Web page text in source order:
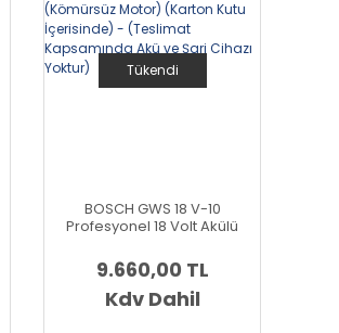
Tükendi
BOSCH GWS 18 V-10
Profesyonel 18 Volt Akülü
(1000 W Eşdeğerinde)
(Solo Makina)(Kömürsüz
Motor) (Karton Kutu
İçerisinde) - (Teslimat
9.660,00 TL
Kdv Dahil